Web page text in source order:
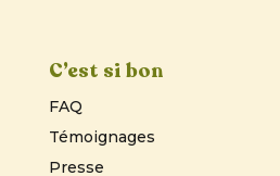
C’est si bon
FAQ
Témoignages
Presse